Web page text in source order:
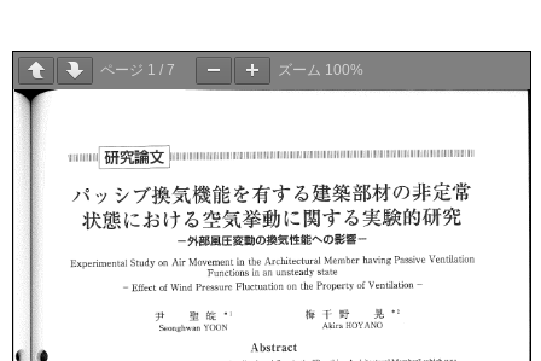
ページ 1 / 7 ズーム 100%